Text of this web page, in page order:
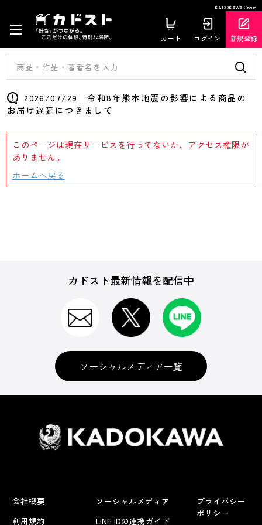
KADOKAWA Group
カート ログイン 新規登録
2026/07/29 令和8年熊本地震の影響による商品の
お届け遅延につきまして
このページは現在サービスを行ってないか、アクセス権限が
ありません。
ホームへ戻る
カドスト最新情報を配信中
ソーシャルメディア一覧
会社概要
利用規約
ソーシャルメディア
LINE IDの連携ガイド
プライバシー
ポリシー